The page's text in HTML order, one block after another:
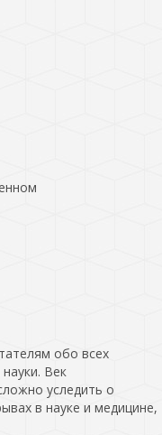
обо всех
Век
уследить о
в науке и медицине,